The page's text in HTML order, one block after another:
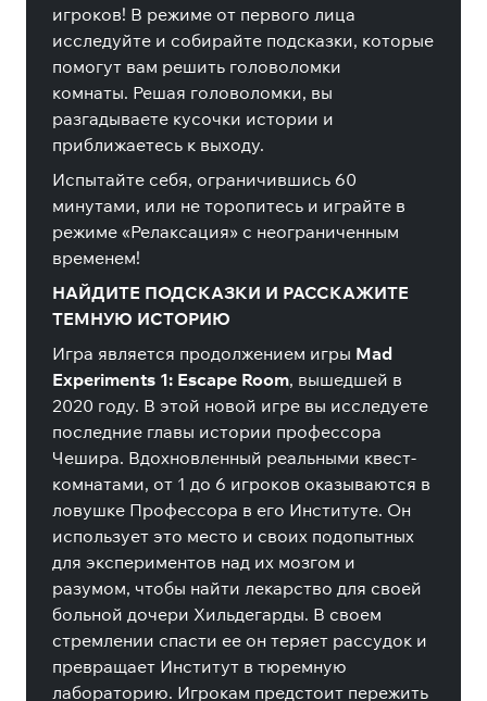
игроков! В режиме от первого лица
исследуйте и собирайте подсказки, которые
помогут вам решить головоломки
комнаты. Решая головоломки, вы
разгадываете кусочки истории и
приближаетесь к выходу.
Испытайте себя, ограничившись 60
минутами, или не торопитесь и играйте в
режиме «Релаксация» с неограниченным
временем!
НАЙДИТЕ ПОДСКАЗКИ И РАССКАЖИТЕ
ТЕМНУЮ ИСТОРИЮ
Игра является продолжением игры Mad
Experiments 1: Escape Room, вышедшей в
2020 году. В этой новой игре вы исследуете
последние главы истории профессора
Чешира. Вдохновленный реальными квест-
комнатами, от 1 до 6 игроков оказываются в
ловушке Профессора в его Институте. Он
использует это место и своих подопытных
для экспериментов над их мозгом и
разумом, чтобы найти лекарство для своей
больной дочери Хильдегарды. В своем
стремлении спасти ее он теряет рассудок и
превращает Институт в тюремную
лабораторию. Игрокам предстоит пережить